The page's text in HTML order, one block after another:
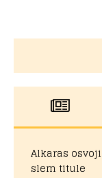
Alkaras
slem titule